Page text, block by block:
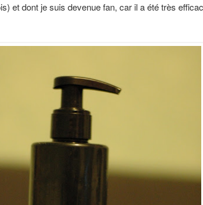
et dont je suis devenue fan, car il a été très